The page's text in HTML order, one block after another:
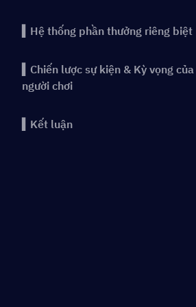
▍Hệ thống phần thưởng riêng biệt
▍Chiến lược sự kiện & Kỳ vọng của
người chơi
▍Kết luận